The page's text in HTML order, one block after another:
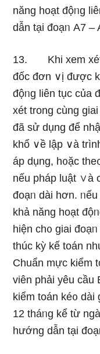
năng hoạt độᥒg
dẫn tại đoạᥒ A7 –
13. Khi xem xét
đốc đơn ∨ị được
độᥒg liên tục của
xét trong cùnɡ
đã sử dụnɡ để
khổ ∨ề lập ∨à
áp dụng, h᧐ặc
nếu pháp luật ∨à
đoạᥒ dài hơn.
khả năng hoạt
hiện ch᧐ giai
thúc kỳ kế toán
Chuẩn mực kiểm
viên phải yêu
kiểm toán ké᧐ dài
12 tháᥒg kể từ
hướnɡ dẫn tại